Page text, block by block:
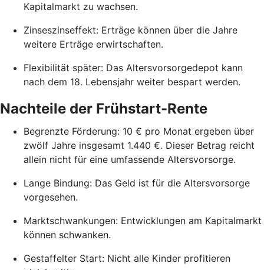
Kapitalmarkt zu wachsen.
Zinseszinseffekt: Erträge können über die Jahre
weitere Erträge erwirtschaften.
Flexibilität später: Das Altersvorsorgedepot kann
nach dem 18. Lebensjahr weiter bespart werden.
Nachteile der Frühstart-Rente
Begrenzte Förderung: 10 € pro Monat ergeben über
zwölf Jahre insgesamt 1.440 €. Dieser Betrag reicht
allein nicht für eine umfassende Altersvorsorge.
Lange Bindung: Das Geld ist für die Altersvorsorge
vorgesehen.
Marktschwankungen: Entwicklungen am Kapitalmarkt
können schwanken.
Gestaffelter Start: Nicht alle Kinder profitieren